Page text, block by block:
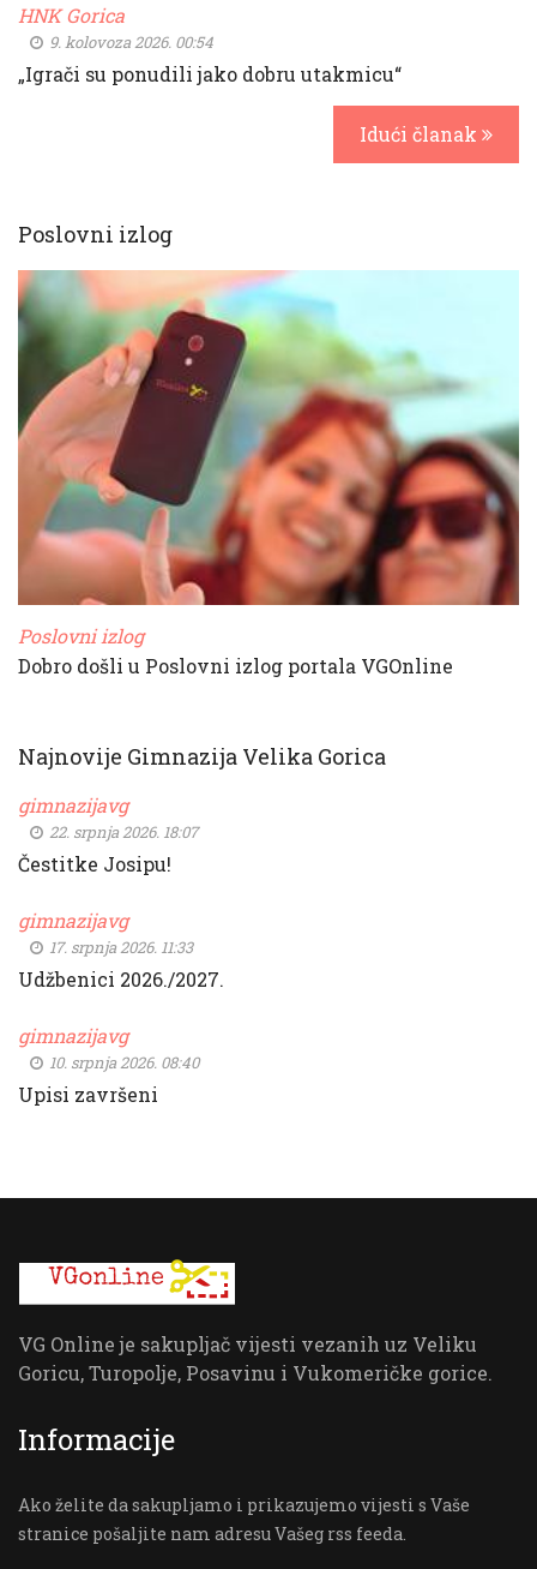
HNK Gorica
9. kolovoza 2026. 00:54
„Igrači su ponudili jako dobru utakmicu“
Idući članak
Poslovni izlog
Poslovni izlog
Dobro došli u Poslovni izlog portala VGOnline
Najnovije Gimnazija Velika Gorica
gimnazijavg
22. srpnja 2026. 18:07
Čestitke Josipu!
gimnazijavg
17. srpnja 2026. 11:33
Udžbenici 2026./2027.
gimnazijavg
10. srpnja 2026. 08:40
Upisi završeni
VG Online je sakupljač vijesti vezanih uz Veliku
Goricu, Turopolje, Posavinu i Vukomeričke gorice.
Informacije
Ako želite da sakupljamo i prikazujemo vijesti s Vaše
stranice pošaljite nam adresu Vašeg rss feeda.